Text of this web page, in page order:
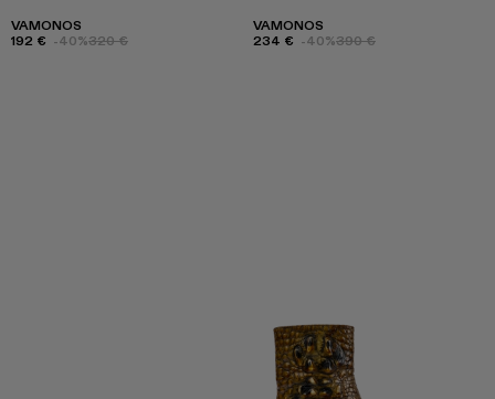
VAMONOS
192 € -40%320 €
VAMONOS
234 € -40%390 €